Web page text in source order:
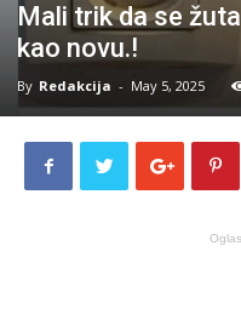
Mali trik da se
kao novu.!
By Redakcija - May 5, 2025